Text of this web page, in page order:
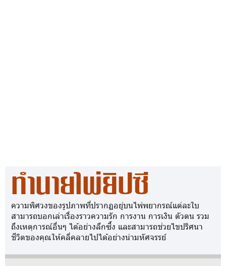
ทำนายไพ่ยิปซี
ความพิศวงของรูปภาพที่ปรากฏอยู่บนไพ่พยากรณ์แต่ละใบ
สามารถบอกเล่าเรื่องราวความรัก การงาน การเงิน ตัวตน รวม
ถึงเหตุการณ์อื่นๆ ได้อย่างลึกซึ้ง และสามารถช่วยไขปริศนา
ชีวิตของคุณให้คลี่คลายไปได้อย่างน่ามหัศจรรย์